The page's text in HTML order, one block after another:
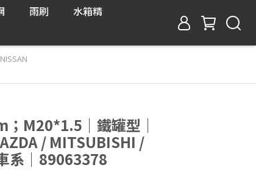
雨刷
水箱精
M20*1.5｜鐵罐型｜
/ MITSUBISHI /
系｜89063378